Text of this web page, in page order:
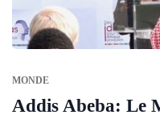
MONDE
Addis Abeba: Le